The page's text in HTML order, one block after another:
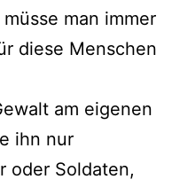
man immer
diese Menschen
am eigenen
ihn nur
oder Soldaten,